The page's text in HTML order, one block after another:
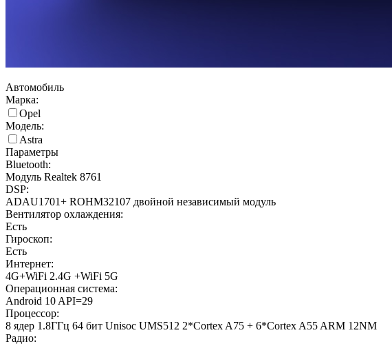
Автомобиль
Марка:
Opel
Модель:
Astra
Параметры
Bluetooth:
Модуль Realtek 8761
DSP:
ADAU1701+ ROHM32107 двойной независимый модуль
Вентилятор охлаждения:
Есть
Гироскоп:
Есть
Интернет:
4G+WiFi 2.4G +WiFi 5G
Операционная система:
Android 10 API=29
Процессор:
8 ядер 1.8ГГц 64 бит Unisoc UMS512 2*Cortex A75 + 6*Cortex A55 ARM 12NM
Радио: